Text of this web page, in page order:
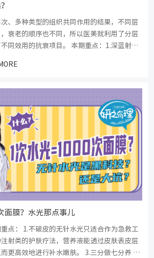
、多种类型的组织共同作用的结果，不同层
衰老的顺序也不同，所以医美就利用了分层
同效用的抗衰项目。 本期重点：1.深蓝射
面膜？水光那点事儿
点： 1.不破皮的无针水光只适合作为急救工
射类的护肤疗法，营养液能透过皮肤表皮层
更高效地进行补水嫩肤。 3.三分做七分养 术